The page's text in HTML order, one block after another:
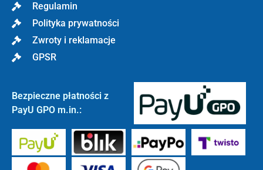
Regulamin
Polityka prywatności
Zwroty i reklamacje
GPSR
Bezpieczne płatności z
PayU GPO m.in.: